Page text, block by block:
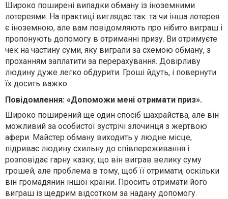
Широко поширені випадки обману із іноземними
лотереями. На практиці виглядає так: та чи інша лотерея
є іноземною, але вам повідомляють про нібито виграш і
пропонують допомогу в отриманні призу. Ви отримуєте
чек на частину суми, яку виграли за схемою обману, з
проханням заплатити за перерахування. Довірливу
людину дуже легко обдурити. Гроші йдуть, і повернути
їх досить важко.
Повідомлення: «Допоможи мені отримати приз».
Широко поширений ще один спосіб шахрайства, але він
можливий за особистої зустрічі злочинця з жертвою
афери. Майстер обману виходить у людне місце,
підриває людину схильну до співпереживання і
розповідає гарну казку, що він виграв велику суму
грошей, але проблема в тому, щоб її отримати, оскільки
він громадянин іншої країни. Просить отримати його
виграш із щедрим відсотком за надану допомогу.